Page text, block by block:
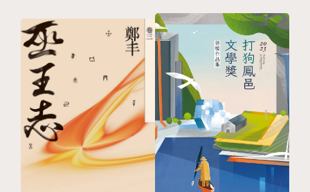
カンザキイオリ
2014年以VOCALOID P出道。以數首熱門作品瞬間聚
集人氣與話題，2017年發表的《命に嫌われてい
る》，更是怪物級的人氣作品，並成功登上百萬殿堂紀
錄。2019年發行了第一張專輯「白紙」，人氣作品皆
收錄其中。
2018年開始，為虛擬歌手‧花譜操刀所有的原創歌